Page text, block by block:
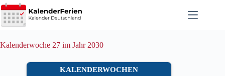
Zum
Inhalt
springen
Kalenderwoche 27 im Jahr 2030
KALENDERWOCHEN